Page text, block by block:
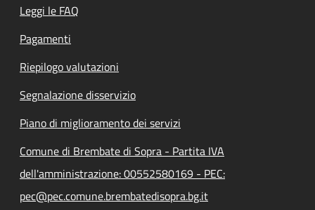
Leggi le FAQ
Pagamenti
Riepilogo valutazioni
Segnalazione disservizio
Piano di miglioramento dei servizi
Comune di Brembate di Sopra - Partita IVA
dell'amministrazione: 00552580169 - PEC:
pec@pec.comune.brembatedisopra.bg.it